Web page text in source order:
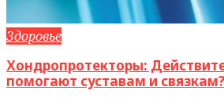
Здоровье
Хондропротекторы:
помогают суставам и связкам?